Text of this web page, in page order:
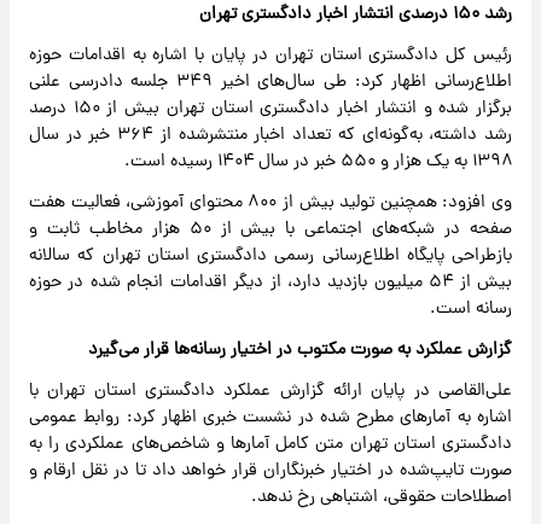
رشد ۱۵۰ درصدی انتشار اخبار دادگستری تهران
رئیس کل دادگستری استان تهران در پایان با اشاره به اقدامات حوزه
اطلاع‌رسانی اظهار کرد: طی سال‌های اخیر ۳۴۹ جلسه دادرسی علنی
برگزار شده و انتشار اخبار دادگستری استان تهران بیش از ۱۵۰ درصد
رشد داشته، به‌گونه‌ای که تعداد اخبار منتشرشده از ۳۶۴ خبر در سال
۱۳۹۸ به یک هزار و ۵۵۰ خبر در سال ۱۴۰۴ رسیده است.
وی افزود: همچنین تولید بیش از ۸۰۰ محتوای آموزشی، فعالیت هفت
صفحه در شبکه‌های اجتماعی با بیش از ۵۰ هزار مخاطب ثابت و
بازطراحی پایگاه اطلاع‌رسانی رسمی دادگستری استان تهران که سالانه
بیش از ۵۴ میلیون بازدید دارد، از دیگر اقدامات انجام شده در حوزه
رسانه است.
گزارش عملکرد به صورت مکتوب در اختیار رسانه‌ها قرار می‌گیرد
علی‌القاصی در پایان ارائه گزارش عملکرد دادگستری استان تهران با
اشاره به آمارهای مطرح شده در نشست خبری اظهار کرد: روابط عمومی
دادگستری استان تهران متن کامل آمارها و شاخص‌های عملکردی را به
صورت تایپ‌شده در اختیار خبرنگاران قرار خواهد داد تا در نقل ارقام و
اصطلاحات حقوقی، اشتباهی رخ ندهد.